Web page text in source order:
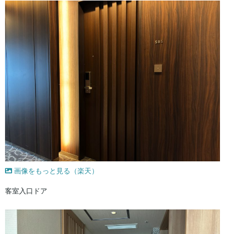
画像をもっと見る（楽天）
客室入口ドア